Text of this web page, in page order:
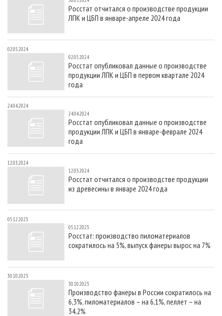
Росстат отчитался о производстве продукции
ЛПК и ЦБП в январе-апреле 2024 года
02.05.2024
02.05.2024
Росстат опубликовал данные о производстве
продукции ЛПК и ЦБП в первом квартале 2024
года
24.04.2024
24.04.2024
Росстат опубликовал данные о производстве
продукции ЛПК и ЦБП в январе-феврале 2024
года
12.03.2024
12.03.2024
Росстат отчитался о производстве продукции
из древесины в январе 2024 года
05.12.2023
05.12.2023
Росстат: производство пиломатериалов
сократилось на 5%, выпуск фанеры вырос на 7%
30.10.2023
30.10.2023
Производство фанеры в России сократилось на
6,3%, пиломатериалов – на 6,1%, пеллет – на
34,2%